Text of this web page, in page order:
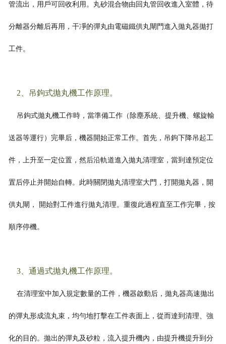
管流出，用戶可回收利用。丸砂混合物由回丸管 回收進入室體，待
分離器分離后再用，干凈的彈丸由電磁鐵供丸閘門進入拋丸器拋打
工件。
2、吊鉤式拋丸機工作原理。
吊鉤式拋丸機工作時，當準備工作（除塵系統、提升機、螺旋輸
送器等運行）完畢后，機器開始正常工作。首先，吊鉤下降吊起工
件，上升至一定位置，然后沿軌道進入拋丸清理室，當到達預定位
置后停止并開始自轉。 此時關閉拋丸清理室大門，打開拋丸器，開
供丸閘， 開始對工件進行拋丸清理。重復此過程直至工作完畢，按
順序停機。
3、通過式拋丸機工作原理。
在清理室中加入規定數量的工件，機器啟動后，拋丸器高速拋出
的彈丸形成流丸束，均勻地打擊在工件表面上，從而達到清理、強
化的目的。拋出的彈丸及砂粒，流入提升機內，由提升機提升到分